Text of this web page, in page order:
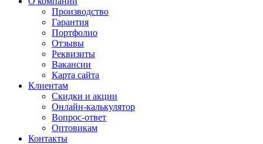
Производство
Гарантия
Портфолио
Отзывы
Реквизиты
Вакансии
Карта сайта
Клиентам
Скидки и акции
Онлайн-калькулятор
Вопрос-ответ
Оптовикам
Контакты